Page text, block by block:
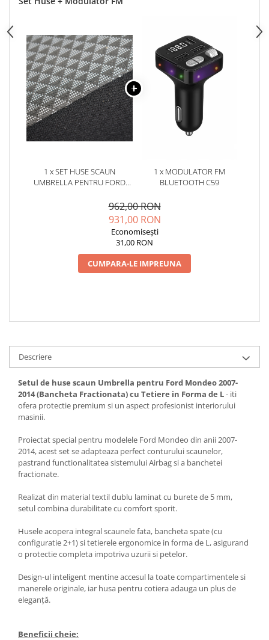
1 x SET HUSE SCAUN
UMBRELLA PENTRU FORD
(BANCHETA FRACTIONATA)
CU TETIERE IN FORMA DE L
1 x MODULATOR FM
BLUETOOTH C59
962,00 RON
931,00 RON
Economisești
31,00 RON
CUMPARA-LE IMPREUNA
Descriere
Setul de huse scaun Umbrella pentru Ford Mondeo 2007-
2014 (Bancheta Fractionata) cu Tetiere in Forma de L- iti
ofera protectie premium si un aspect profesionist interiorului
masinii.
Proiectat special pentru modelele Ford Mondeo din anii 2007-
2014, acest set se adapteaza perfect conturului scaunelor,
pastrand functionalitatea sistemului Airbag si a banchetei
fractionate.
Realizat din material textil dublu laminat cu burete de 5 mm,
setul combina durabilitate cu comfort sporit.
Husele acopera integral scaunele fata, bancheta spate (cu
configuratie 2+1) si tetierele ergonomice in forma de L, asigurand
o protectie completa impotriva uzurii si petelor.
Design-ul inteligent mentine accesul la toate compartimentele si
manerele originale, iar husa pentru cotiera adauga un plus de
eleganță.
Beneficii cheie: